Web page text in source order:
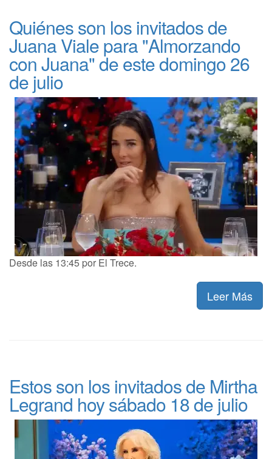
Quiénes son los invitados de
Juana Viale para "Almorzando
con Juana" de este domingo 26
de julio
Desde las 13:45 por El Trece.
Leer Más
Estos son los invitados de Mirtha
Legrand hoy sábado 18 de julio